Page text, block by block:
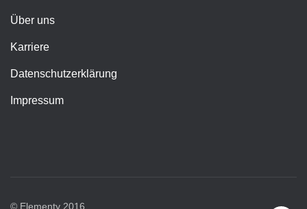
Über uns
Karriere
Datenschutzerklärung
Impressum
© Elementy 2016